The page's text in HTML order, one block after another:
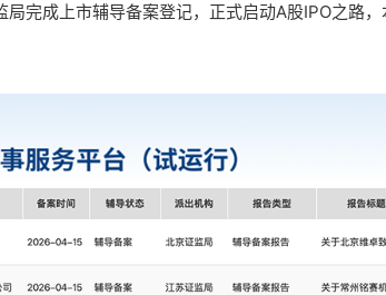
完成上市辅导备案登记，正式启动A股IPO之路，